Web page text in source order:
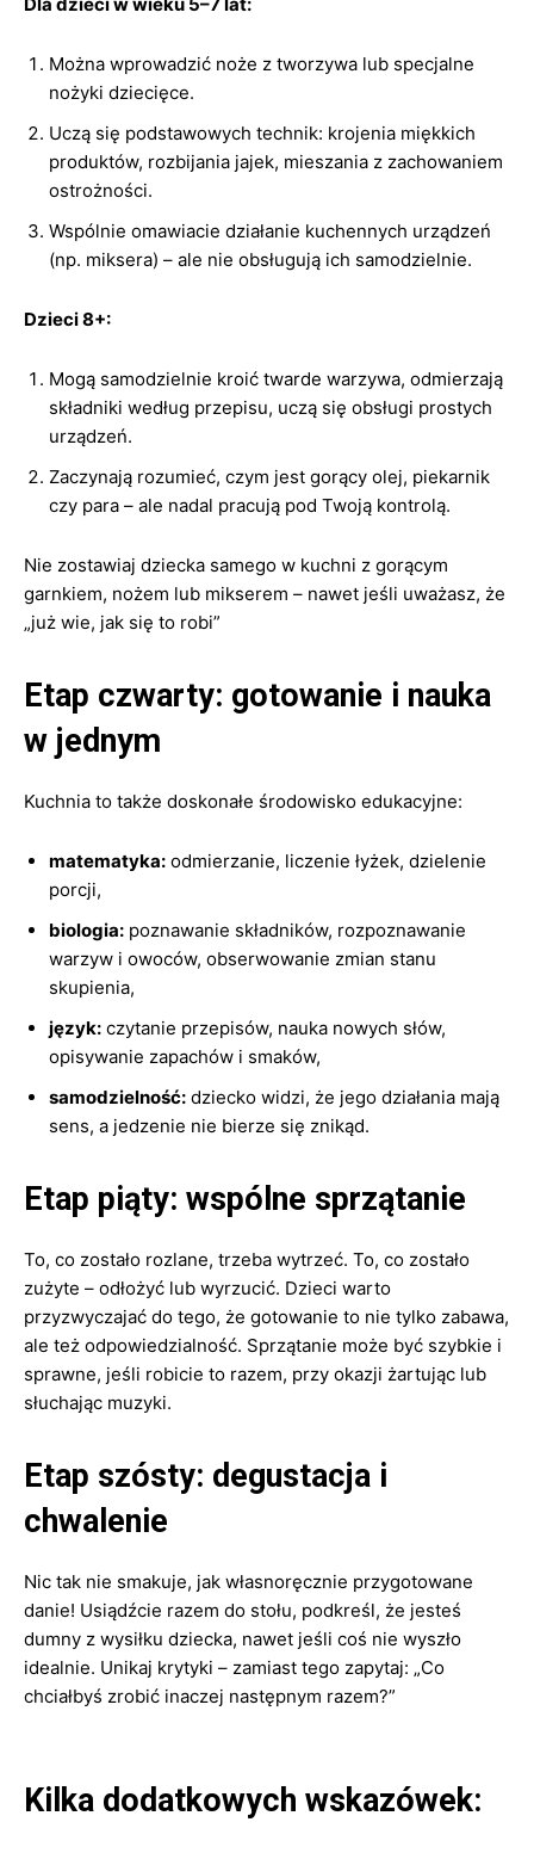
Można wprowadzić noże z tworzywa lub specjalne
nożyki dziecięce.
Uczą się podstawowych technik: krojenia miękkich
produktów, rozbijania jajek, mieszania z zachowaniem
ostrożności.
Wspólnie omawiacie działanie kuchennych urządzeń
(np. miksera) – ale nie obsługują ich samodzielnie.
Dzieci 8+:
Mogą samodzielnie kroić twarde warzywa, odmierzają
składniki według przepisu, uczą się obsługi prostych
urządzeń.
Zaczynają rozumieć, czym jest gorący olej, piekarnik
czy para – ale nadal pracują pod Twoją kontrolą.
Nie zostawiaj dziecka samego w kuchni z gorącym
garnkiem, nożem lub mikserem – nawet jeśli uważasz, że
„już wie, jak się to robi”
Etap czwarty: gotowanie i nauka
w jednym
Kuchnia to także doskonałe środowisko edukacyjne:
matematyka: odmierzanie, liczenie łyżek, dzielenie
porcji,
biologia: poznawanie składników, rozpoznawanie
warzyw i owoców, obserwowanie zmian stanu
skupienia,
język: czytanie przepisów, nauka nowych słów,
opisywanie zapachów i smaków,
samodzielność: dziecko widzi, że jego działania mają
sens, a jedzenie nie bierze się znikąd.
Etap piąty: wspólne sprzątanie
To, co zostało rozlane, trzeba wytrzeć. To, co zostało
zużyte – odłożyć lub wyrzucić. Dzieci warto
przyzwyczajać do tego, że gotowanie to nie tylko zabawa,
ale też odpowiedzialność. Sprzątanie może być szybkie i
sprawne, jeśli robicie to razem, przy okazji żartując lub
słuchając muzyki.
Etap szósty: degustacja i
chwalenie
Nic tak nie smakuje, jak własnoręcznie przygotowane
danie! Usiądźcie razem do stołu, podkreśl, że jesteś
dumny z wysiłku dziecka, nawet jeśli coś nie wyszło
idealnie. Unikaj krytyki – zamiast tego zapytaj: „Co
chciałbyś zrobić inaczej następnym razem?”
Kilka dodatkowych wskazówek: